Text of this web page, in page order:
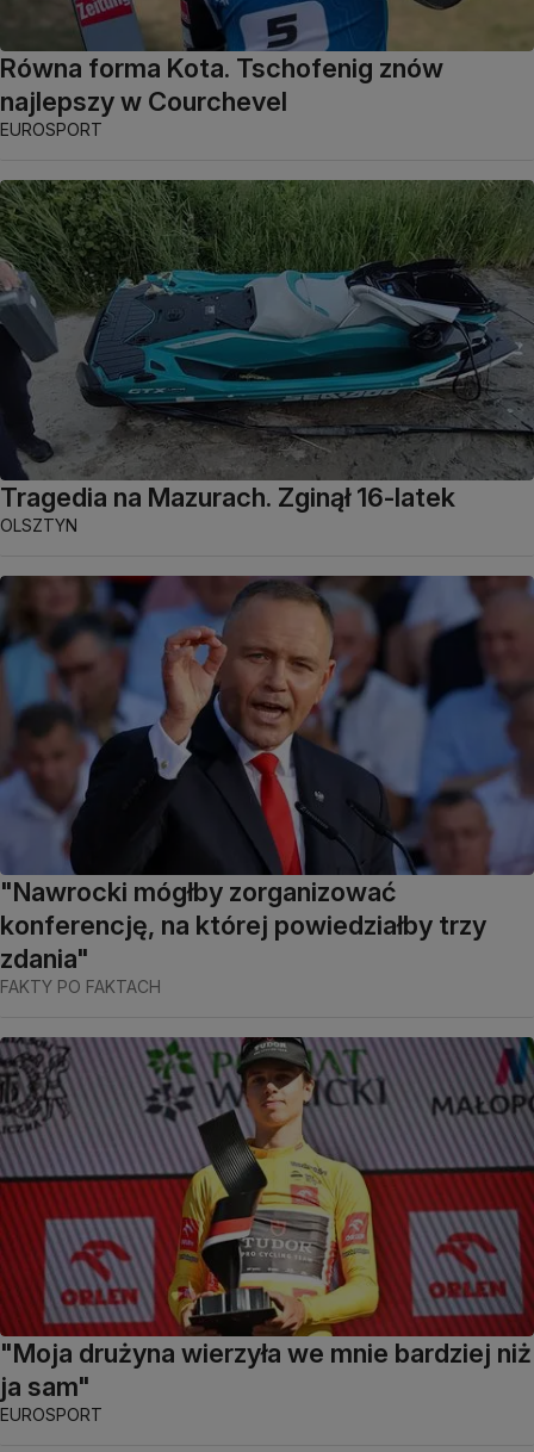
Równa forma Kota. Tschofenig znów
najlepszy w Courchevel
EUROSPORT
Tragedia na Mazurach. Zginął 16-latek
OLSZTYN
"Nawrocki mógłby zorganizować
konferencję, na której powiedziałby trzy
zdania"
FAKTY PO FAKTACH
"Moja drużyna wierzyła we mnie bardziej niż
ja sam"
EUROSPORT